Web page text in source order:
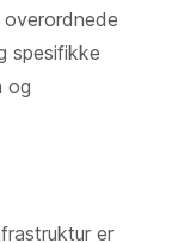
spesifikke
og
er